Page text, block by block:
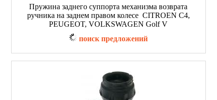
Пружина заднего суппорта механизма возврата
ручника на заднем правом колесе CITROEN C4,
PEUGEOT, VOLKSWAGEN Golf V
поиск предложений